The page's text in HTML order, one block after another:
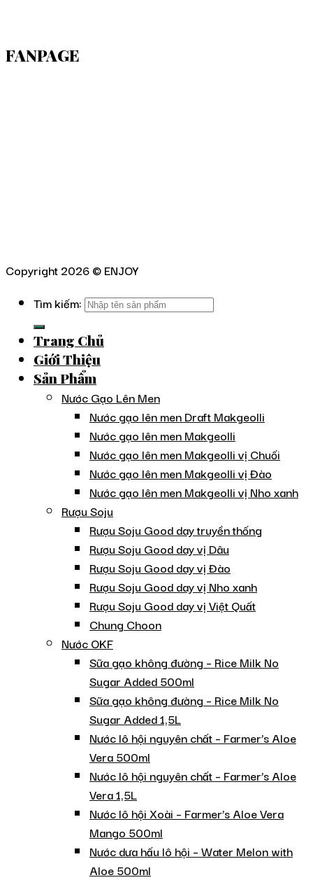
FANPAGE
Copyright 2026 ©ENJOY
Tìm kiếm:
Trang Chủ
Giới Thiệu
Sản Phẩm
Nước Gạo Lên Men
Nước gạo lên men Draft Makgeolli
Nước gạo lên men Makgeolli
Nước gạo lên men Makgeolli vị Chuối
Nước gạo lên men Makgeolli vị Đào
Nước gạo lên men Makgeolli vị Nho xanh
Rượu Soju
Rượu Soju Good day truyền thống
Rượu Soju Good day vị Dâu
Rượu Soju Good day vị Đào
Rượu Soju Good day vị Nho xanh
Rượu Soju Good day vị Việt Quất
Chung Choon
Nước OKF
Sữa gạo không đường – Rice Milk No
Sugar Added 500ml
Sữa gạo không đường – Rice Milk No
Sugar Added 1,5L
Nước lô hội nguyên chất – Farmer’s Aloe
Vera 500ml
Nước lô hội nguyên chất – Farmer’s Aloe
Vera 1,5L
Nước lô hội Xoài – Farmer’s Aloe Vera
Mango 500ml
Nước dưa hấu lô hội – Water Melon with
Aloe 500ml